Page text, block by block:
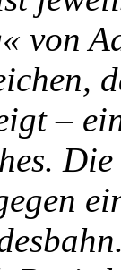
von
–